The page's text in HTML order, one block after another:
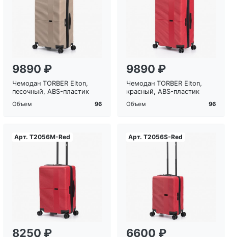
Загрузка...
9890 ₽
Чемодан TORBER Elton,
песочный, ABS-пластик
Объем 96
Загрузка...
9890 ₽
Чемодан TORBER Elton,
красный, ABS-пластик
Объем 96
Арт. T2056M-Red
Загрузка...
8250 ₽
Арт. T2056S-Red
Загрузка...
6600 ₽